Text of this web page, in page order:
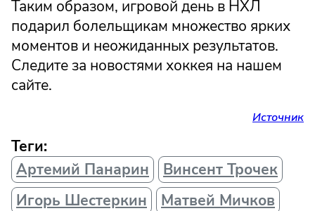
Таким образом, игровой день в НХЛ
подарил болельщикам множество ярких
моментов и неожиданных результатов.
Следите за новостями хоккея на нашем
сайте.
Источник
Теги:
Артемий Панарин
Винсент Трочек
Игорь Шестеркин
Матвей Мичков